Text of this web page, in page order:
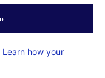
Learn how your